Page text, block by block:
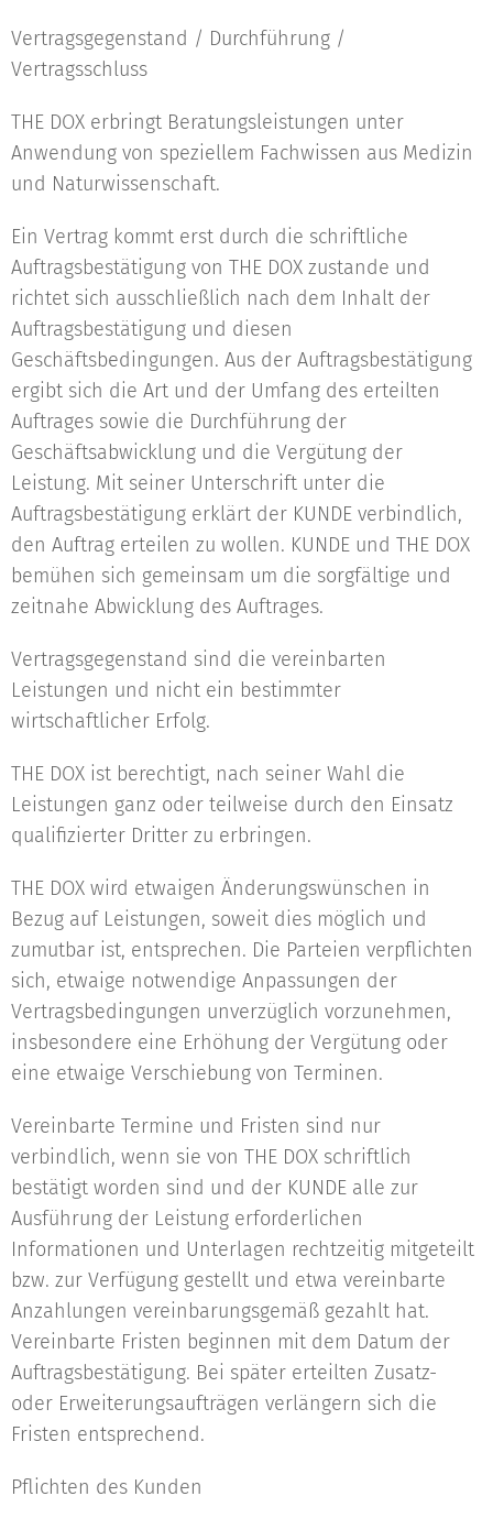
Vertragsgegenstand / Durchführung /
Vertragsschluss
THE DOX erbringt Beratungsleistungen unter
Anwendung von speziellem Fachwissen aus Medizin
und Naturwissenschaft.
Ein Vertrag kommt erst durch die schriftliche
Auftragsbestätigung von THE DOX zustande und
richtet sich ausschließlich nach dem Inhalt der
Auftragsbestätigung und diesen
Geschäftsbedingungen. Aus der Auftragsbestätigung
ergibt sich die Art und der Umfang des erteilten
Auftrages sowie die Durchführung der
Geschäftsabwicklung und die Vergütung der
Leistung. Mit seiner Unterschrift unter die
Auftragsbestätigung erklärt der KUNDE verbindlich,
den Auftrag erteilen zu wollen. KUNDE und THE DOX
bemühen sich gemeinsam um die sorgfältige und
zeitnahe Abwicklung des Auftrages.
Vertragsgegenstand sind die vereinbarten
Leistungen und nicht ein bestimmter
wirtschaftlicher Erfolg.
THE DOX ist berechtigt, nach seiner Wahl die
Leistungen ganz oder teilweise durch den Einsatz
qualifizierter Dritter zu erbringen.
THE DOX wird etwaigen Änderungswünschen in
Bezug auf Leistungen, soweit dies möglich und
zumutbar ist, entsprechen. Die Parteien verpflichten
sich, etwaige notwendige Anpassungen der
Vertragsbedingungen unverzüglich vorzunehmen,
insbesondere eine Erhöhung der Vergütung oder
eine etwaige Verschiebung von Terminen.
Vereinbarte Termine und Fristen sind nur
verbindlich, wenn sie von THE DOX schriftlich
bestätigt worden sind und der KUNDE alle zur
Ausführung der Leistung erforderlichen
Informationen und Unterlagen rechtzeitig mitgeteilt
bzw. zur Verfügung gestellt und etwa vereinbarte
Anzahlungen vereinbarungsgemäß gezahlt hat.
Vereinbarte Fristen beginnen mit dem Datum der
Auftragsbestätigung. Bei später erteilten Zusatz-
oder Erweiterungsaufträgen verlängern sich die
Fristen entsprechend.
Pflichten des Kunden